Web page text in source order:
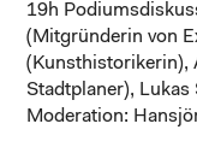
19h
(Mitgründerin von
(Kunsthistorikerin),
Stadtplaner),
Moderation: